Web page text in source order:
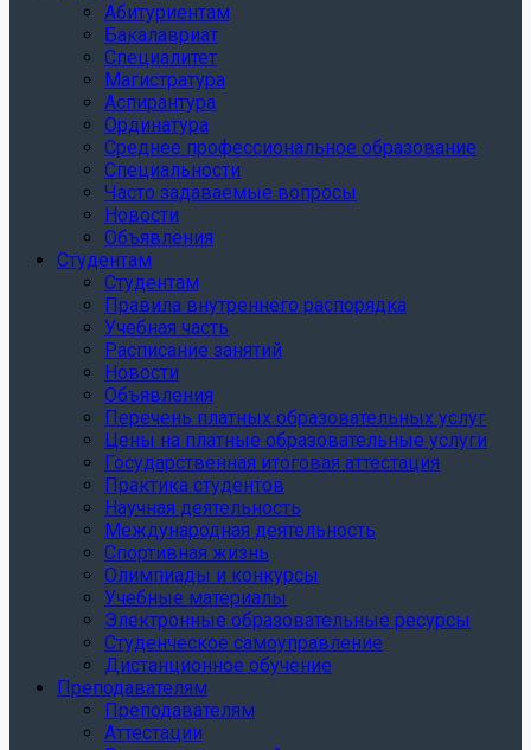
Абитуриентам
Бакалавриат
Специалитет
Магистратура
Аспирантура
Ординатура
Среднее профессиональное образование
Специальности
Часто задаваемые вопросы
Новости
Объявления
Студентам
Студентам
Правила внутреннего распорядка
Учебная часть
Расписание занятий
Новости
Объявления
Перечень платных образовательных услуг
Цены на платные образовательные услуги
Государственная итоговая аттестация
Практика студентов
Научная деятельность
Международная деятельность
Спортивная жизнь
Олимпиады и конкурсы
Учебные материалы
Электронные образовательные ресурсы
Студенческое самоуправление
Дистанционное обучение
Преподавателям
Преподавателям
Аттестации